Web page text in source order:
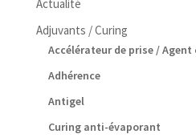
Actualité
Adjuvants / Curing
Accélérateur de prise /
Adhérence
Antigel
Curing anti-évaporant